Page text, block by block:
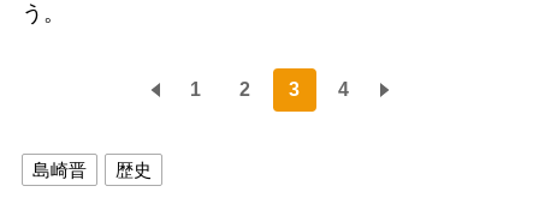
う。
1 2 3 4
島崎晋 歴史